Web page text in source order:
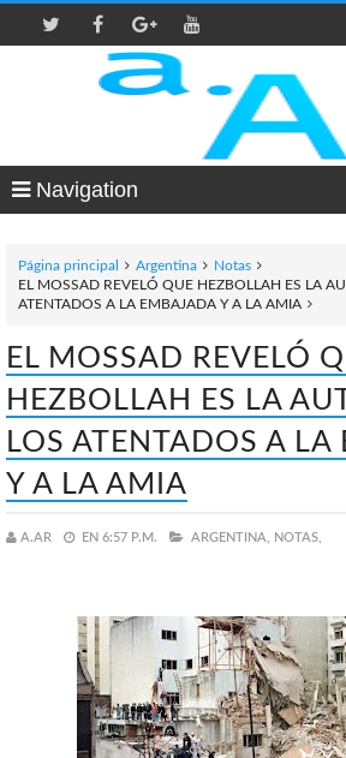
Navigation
Página principal Argentina
Notas
EL MOSSAD REVELÓ QUE HEZBOLLAH ES LA
ATENTADOS A LA EMBAJADA Y A LA AMIA
EL MOSSAD REVELÓ
HEZBOLLAH ES LA
LOS ATENTADOS A
Y A LA AMIA
A.AR EN 6:57 P.M. ARGENTINA, NOTAS,